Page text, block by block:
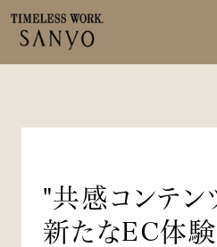
"共感コンテン
新たなEC体